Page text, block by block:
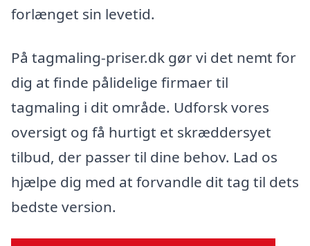
forlænget sin levetid.
På tagmaling-priser.dk gør vi det nemt for
dig at finde pålidelige firmaer til
tagmaling i dit område. Udforsk vores
oversigt og få hurtigt et skræddersyet
tilbud, der passer til dine behov. Lad os
hjælpe dig med at forvandle dit tag til dets
bedste version.